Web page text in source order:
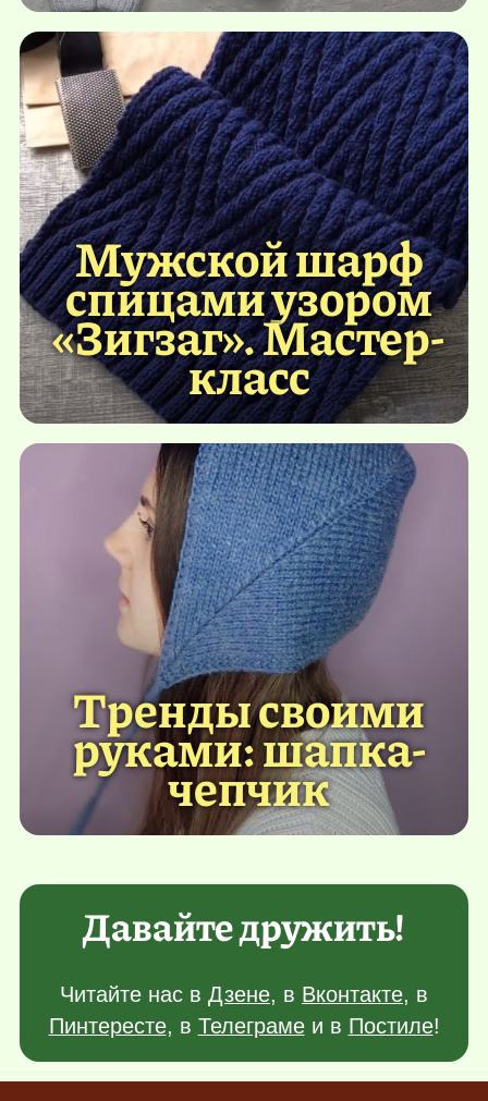
Мужской шарф
спицами узором
«Зигзаг». Мастер-
класс
Тренды своими
руками: шапка-
чепчик
Давайте дружить!
Читайте нас в Дзене, в Вконтакте, в
Пинтересте, в Телеграмеи в Постиле!